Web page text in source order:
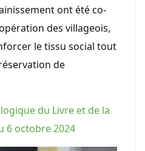
ont été co-
des villageois,
le tissu social tout
de
du Livre et de la
6 octobre 2024